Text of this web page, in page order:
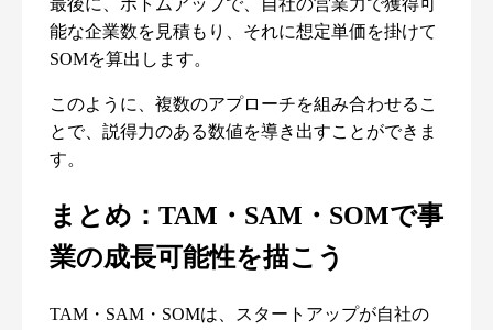
最後に、ボトムアップで、自社の営業力で獲得可
能な企業数を見積もり、それに想定単価を掛けて
SOMを算出します。
このように、複数のアプローチを組み合わせるこ
とで、説得力のある数値を導き出すことができま
す。
まとめ：TAM・SAM・SOMで事
業の成長可能性を描こう
TAM・SAM・SOMは、スタートアップが自社の